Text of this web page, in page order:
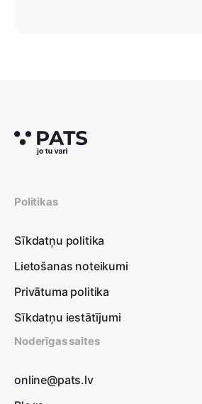
Politikas
Sīkdatņu politika
Lietošanas noteikumi
Privātuma politika
Sīkdatņu iestātījumi
Noderīgas saites
online@pats.lv